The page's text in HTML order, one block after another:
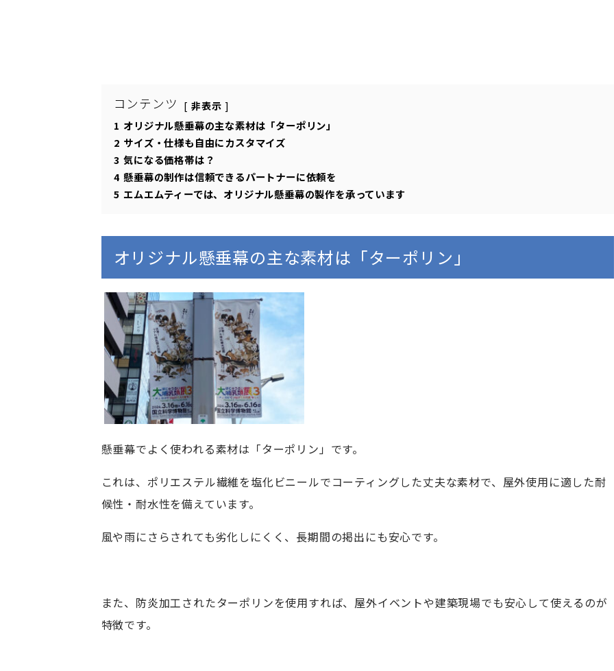
コンテンツ 非表示
1 オリジナル懸垂幕の主な素材は「ターポリン」
2 サイズ・仕様も自由にカスタマイズ
3 気になる価格帯は？
4 懸垂幕の制作は信頼できるパートナーに依頼を
5 エムエムティーでは、オリジナル懸垂幕の製作を承っています
オリジナル懸垂幕の主な素材は「ターポリン」
懸垂幕でよく使われる素材は「ターポリン」です。
これは、ポリエステル繊維を塩化ビニールでコーティングした丈夫な素材で、屋外使用に適した耐
候性・耐水性を備えています。
風や雨にさらされても劣化しにくく、長期間の掲出にも安心です。
また、防炎加工されたターポリンを使用すれば、屋外イベントや建築現場でも安心して使えるのが
特徴です。